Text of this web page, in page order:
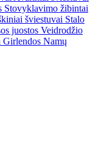
Stovyklavimo žibintai
šviestuvai Stalo
juostos Veidrodžio
Girlendos Namų